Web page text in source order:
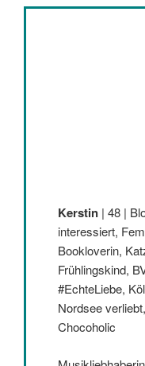
Kerstin | 48 |
interessiert,
Bookloverin,
Frühlingskind,
#EchteLiebe,
Nordsee
Chocoholic